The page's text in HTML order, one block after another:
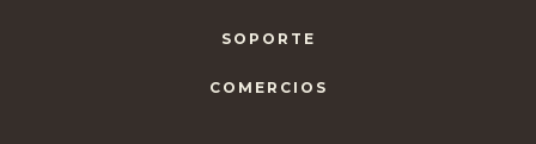
SOPORTE
COMERCIOS